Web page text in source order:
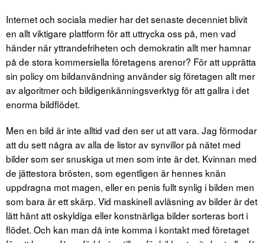
Internet och sociala medier har det senaste decenniet blivit
en allt viktigare plattform för att uttrycka oss på, men vad
händer när yttrandefriheten och demokratin allt mer hamnar
på de stora kommersiella företagens arenor? För att upprätta
sin policy om bildanvändning använder sig företagen allt mer
av algoritmer och bildigenkänningsverktyg för att gallra i det
enorma bildflödet.
Men en bild är inte alltid vad den ser ut att vara. Jag förmodar
att du sett några av alla de listor av synvillor på nätet med
bilder som ser snuskiga ut men som inte är det. Kvinnan med
de jättestora brösten, som egentligen är hennes knän
uppdragna mot magen, eller en penis fullt synlig i bilden men
som bara är ett skärp. Vid maskinell avläsning av bilder är det
lätt hänt att oskyldiga eller konstnärliga bilder sorteras bort i
flödet. Och kan man då inte komma i kontakt med företaget